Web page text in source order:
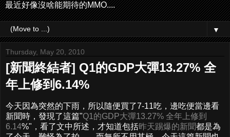
最近好像沒啥能期待的MMO....
▼
Thursday, May 20, 2010
[新聞終結者] Q1的GDP大彈13.27% 全
年上修到6.14%
今天因為突然的下雨，所以隨便買了7-11吃，邊吃便當邊看
新聞時，發現了這篇"Q1的GDP大彈13.27% 全年上修到
6.14%"，看了文中所述，才知道包括昨天踢爆的新聞都是為